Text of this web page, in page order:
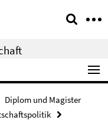
Diplom und Magister